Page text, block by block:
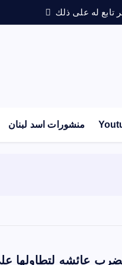
تابع له على ذلك
منشورات اسد لبنان
يضرب عائشه لتطاولها